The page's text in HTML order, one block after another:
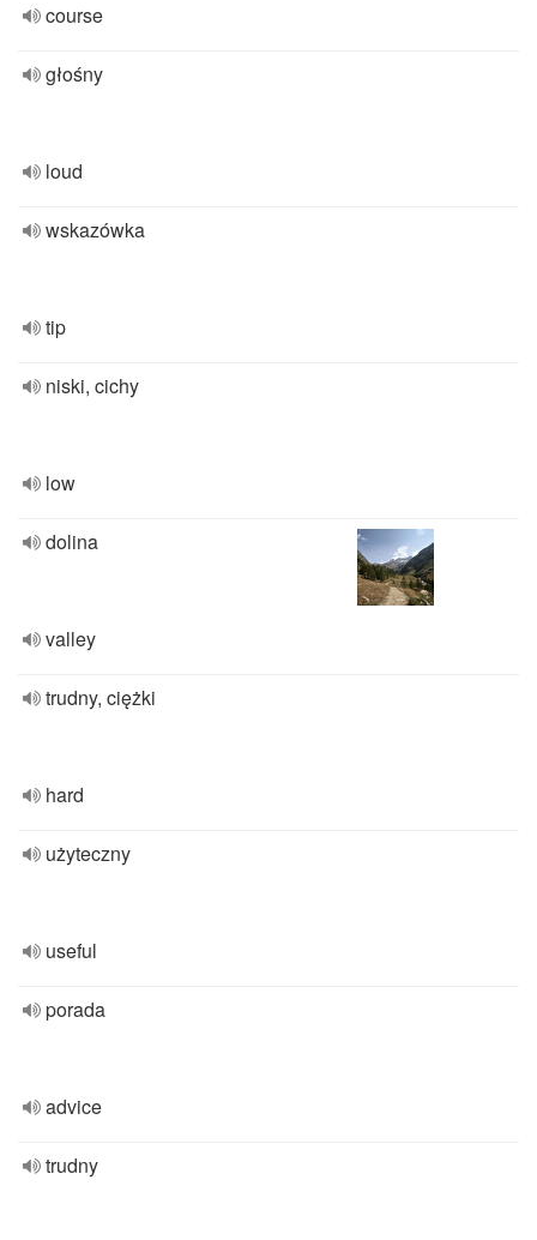
course
głośny
loud
wskazówka
tip
niski, cichy
low
dolina
valley
trudny, ciężki
hard
użyteczny
useful
porada
advice
trudny